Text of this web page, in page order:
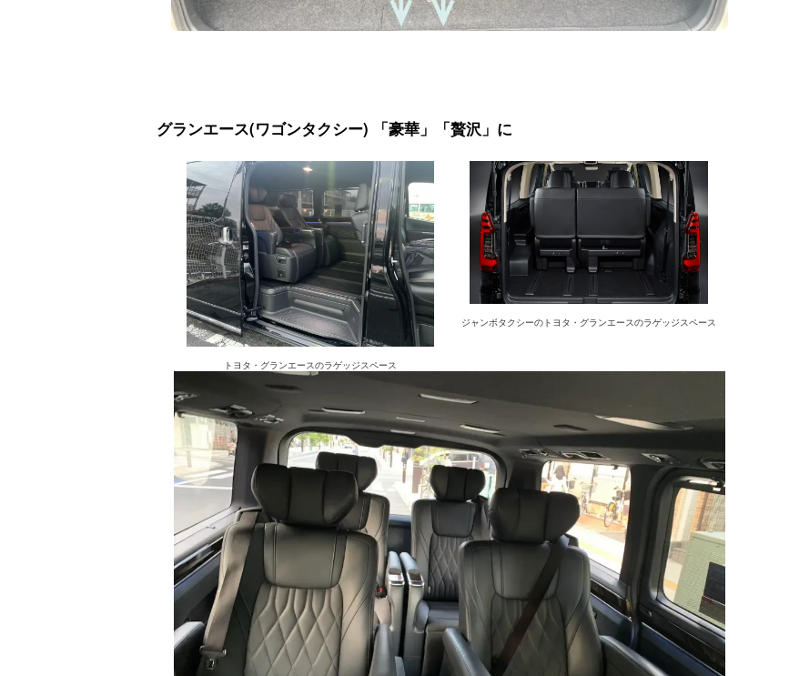
グランエース(ワゴンタクシー) 「豪華」「贅沢」に
トヨタ・グランエースのラゲッジスペース
ジャンボタクシーのトヨタ・グランエースのラゲッジスペース